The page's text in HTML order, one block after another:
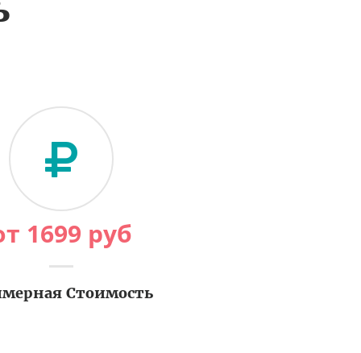
1699 руб
Стоимость